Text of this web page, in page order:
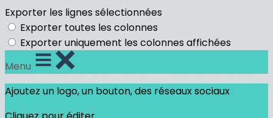
Exporter les lignes sélectionnées
Exporter toutes les colonnes
Exporter uniquement les colonnes affichées
Menu
Ajoutez un logo, un bouton, des réseaux sociaux